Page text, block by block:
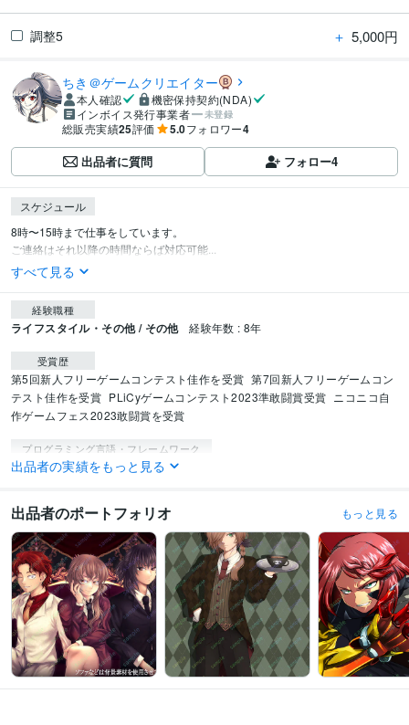
調整5 ＋ 5,000円
ちき＠ゲームクリエイター
本人確認
機密保持契約(NDA)
インボイス発行事業者
未登録
総販売実績25評価 5.0フォロワー4
出品者に質問 フォロー4
スケジュール
8時〜15時まで仕事をしています。
ご連絡はそれ以降の時間ならば対応可能...
すべて見る
経験職種
ライフスタイル・その他 / その他 経験年数 : 8年
受賞歴
第5回新人フリーゲームコンテスト佳作を受賞 第7回新人フリーゲームコン
テスト佳作を受賞 PLiCyゲームコンテスト2023準敢闘賞受賞 ニコニコ自
作ゲームフェス2023敢闘賞を受賞
プログラミング言語・フレームワーク
CSS:2年HTML:3年JavaScript:1年
IT相談・システム開発 ゲーム製作
ゲーム制作 ツクール ゲーム開発
イラスト作成・漫画制作 イラスト制作
イラスト キャラクターデザイン 有償依頼
出品者の実績をもっと見る
出品者のポートフォリオ もっと見る